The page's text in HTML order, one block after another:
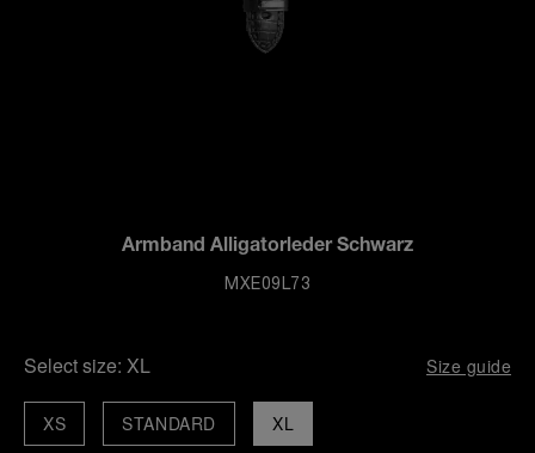
Armband Alligatorleder Schwarz
MXE09L73
Select size: XL Size guide
XL
STANDARD
XS